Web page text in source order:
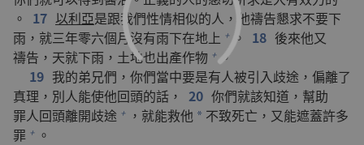
。 17 以利亞是跟我們性情相似的人 ， 他禱告懇求不要下
雨 ， 就三年零六個月沒有雨下在地 上 + 。 18 後來他又
禱告 ， 天就下雨 ， 土地也出產作物 + 。
19 我的弟兄們 ， 你們當中要是有人被引入歧途 ， 偏離了
真理 ， 別人能使他回頭的話 ， 20 你們就該知道 ， 幫助
罪人回頭離開歧途 + ， 就能救他 * 不致死亡 ， 又能遮蓋許多
罪 + 。